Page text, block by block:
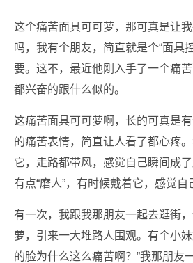
这个痛苦面具可可萝，那可真是让
吗，我有个朋友，简直就是个“面具
要。这不，最近他刚入手了一个痛
都兴奋的跟什么似的。
这痛苦面具可可萝啊，长的可真是
的痛苦表情，简直让人看了都心疼
它，走路都带风，感觉自己瞬间成
有点“磨人”，有时候戴着它，感觉自
有一次，我跟我那朋友一起去逛街
萝，引来一大堆路人围观。有个小
的脸为什么这么痛苦啊？”我那朋友